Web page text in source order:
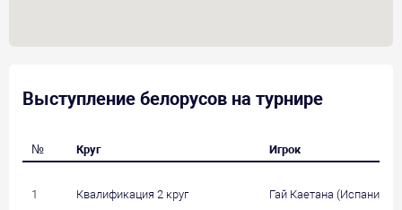
Выступление белорусов на турнире
№ Круг Игрок
1 Квалификация 2 круг Гай Каетана (Испания, 5)